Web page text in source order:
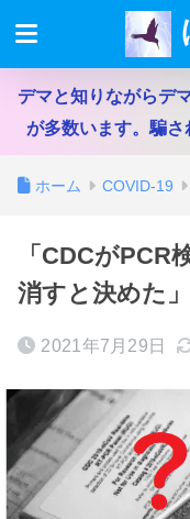
デマと知りながらデ
が多数います。騙さ
ホーム COVID-19
「CDCがPCR
消すと決めた
2021年7月29日